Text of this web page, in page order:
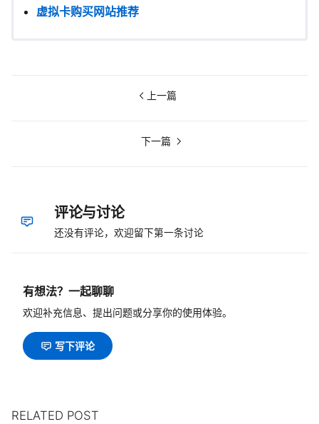
虚拟卡购买网站推荐
上一篇
下一篇
评论与讨论
还没有评论，欢迎留下第一条讨论
有想法？一起聊聊
欢迎补充信息、提出问题或分享你的使用体验。
写下评论
RELATED POST